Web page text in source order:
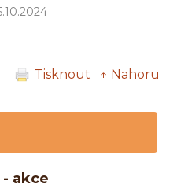
Tisknout ↑ Nahoru
akce